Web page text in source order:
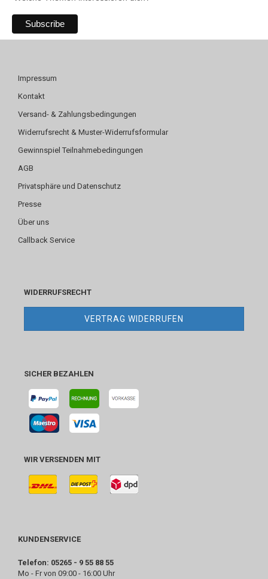
Impressum
Kontakt
Versand- & Zahlungsbedingungen
Widerrufsrecht & Muster-Widerrufsformular
Gewinnspiel Teilnahmebedingungen
AGB
Privatsphäre und Datenschutz
Presse
Über uns
Callback Service
WIDERRUFSRECHT
VERTRAG WIDERRUFEN
SICHER BEZAHLEN
WIR VERSENDEN MIT
KUNDENSERVICE
Telefon: 05265 - 9 55 88 55
Mo - Fr von 09:00 - 16:00 Uhr